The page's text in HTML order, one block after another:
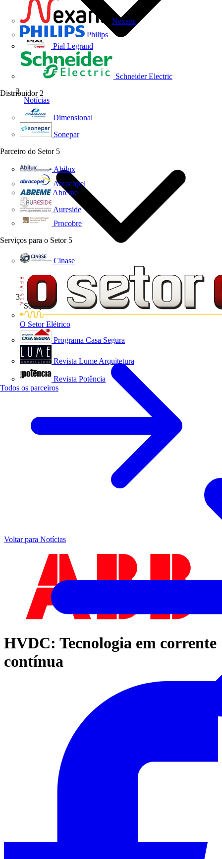
Nexans
Philips
Pial Legrand
Schneider Electric
Distribuidor 2
Dimensional
Sonepar
Parceiro do Setor 5
Abilux
Abracopel
Abreme
Aureside
Procobre
Serviços para o Setor 5
Cinase
O Setor Elétrico
Programa Casa Segura
Revista Lume Arquitetura
Revista Potência
Todos os parceiros
Notícias
Soluções
Voltar para Notícias
HVDC: Tecnologia em corrente
contínua